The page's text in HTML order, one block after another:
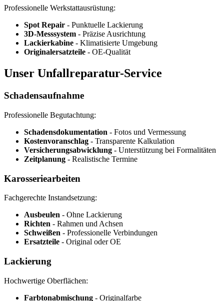
Professionelle Werkstattausrüstung:
Spot Repair - Punktuelle Lackierung
3D-Messsystem - Präzise Ausrichtung
Lackierkabine - Klimatisierte Umgebung
Originalersatzteile - OE-Qualität
Unser Unfallreparatur-Service
Schadensaufnahme
Professionelle Begutachtung:
Schadensdokumentation - Fotos und Vermessung
Kostenvoranschlag - Transparente Kalkulation
Versicherungsabwicklung - Unterstützung bei Formalitäten
Zeitplanung - Realistische Termine
Karosseriearbeiten
Fachgerechte Instandsetzung:
Ausbeulen - Ohne Lackierung
Richten - Rahmen und Achsen
Schweißen - Professionelle Verbindungen
Ersatzteile - Original oder OE
Lackierung
Hochwertige Oberflächen:
Farbtonabmischung - Originalfarbe